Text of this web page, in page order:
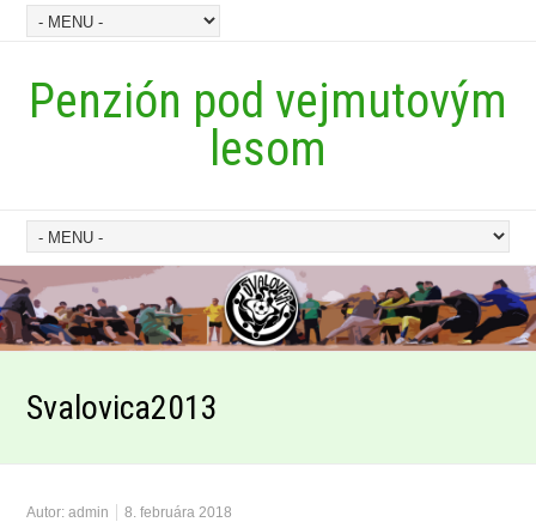
Penzión pod vejmutovým
lesom
Svalovica2013
Autor:admin 8. februára 2018